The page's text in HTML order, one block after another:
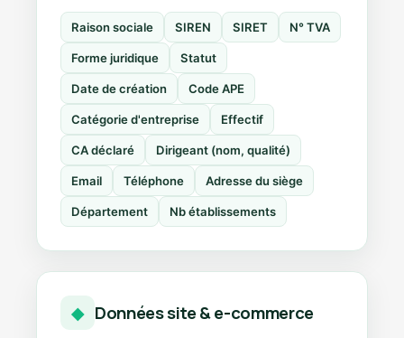
Raison sociale SIREN SIRET N° TVA
Forme juridique Statut
Date de création Code APE
Catégorie d'entreprise Effectif
CA déclaré Dirigeant (nom, qualité)
Email Téléphone Adresse du siège
Département Nb établissements
◆ Données site & e-commerce